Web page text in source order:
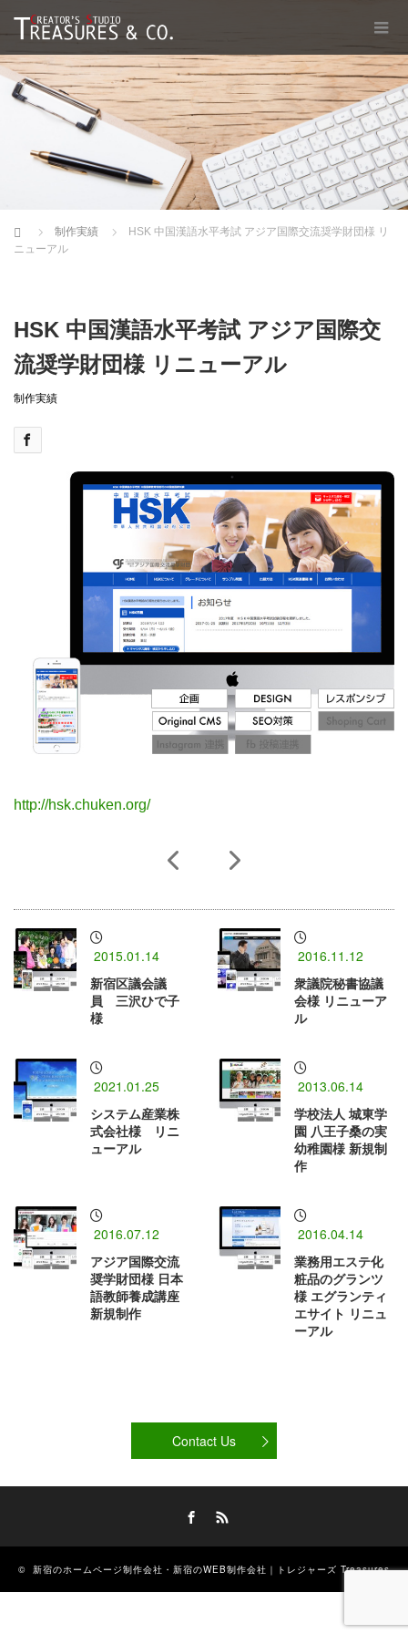
Home 制作実績
HSK 中国漢語水平考試 アジア国際交流奨学財団様 リ
ニューアル
HSK 中国漢語水平考試 アジア国際交
流奨学財団様 リニューアル
制作実績
http://hsk.chuken.org/
2015.01.14
新宿区議会議
員 三沢ひで子
様
2016.11.12
衆議院秘書協議
会様 リニューア
ル
2021.01.25
システム産業株
式会社様 リニ
ューアル
2013.06.14
学校法人 城東学
園 八王子桑の実
幼稚園様 新規制
作
2016.07.12
アジア国際交流
奨学財団様 日本
語教師養成講座
新規制作
2016.04.14
業務用エステ化
粧品のグランツ
様 エグランティ
エサイト リニュ
ーアル
Contact Us
© 新宿のホームページ制作会社・新宿のWEB制作会社｜トレジャーズ Treasures